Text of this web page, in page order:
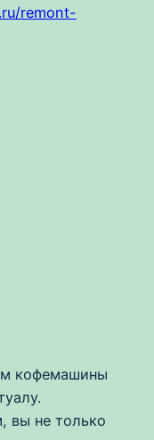
remont-
кофемашины
вы не только